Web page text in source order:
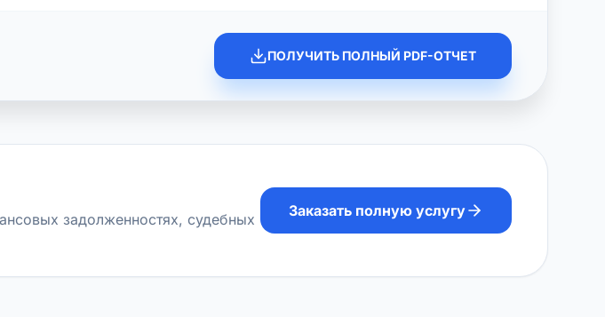
ПОЛУЧИТЬ ПОЛНЫЙ PDF-ОТЧЕТ
задолженностях, судебных
Заказать полную услугу